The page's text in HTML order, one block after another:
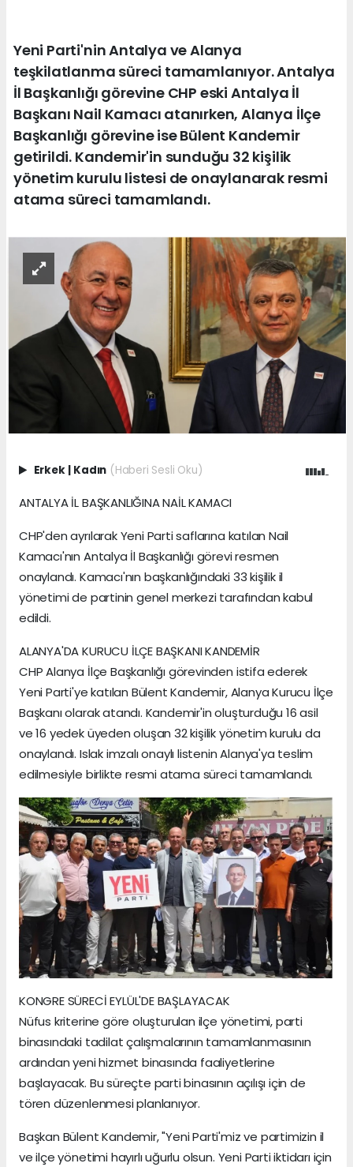
Yeni Parti'nin Antalya ve Alanya
teşkilatlanma süreci tamamlanıyor. Antalya
İl Başkanlığı görevine CHP eski Antalya İl
Başkanı Nail Kamacı atanırken, Alanya İlçe
Başkanlığı görevine ise Bülent Kandemir
getirildi. Kandemir'in sunduğu 32 kişilik
yönetim kurulu listesi de onaylanarak resmi
atama süreci tamamlandı.
Erkek | Kadın (Haberi Sesli Oku)
ANTALYA İL BAŞKANLIĞINA NAİL KAMACI
CHP'den ayrılarak Yeni Parti saflarına katılan Nail
Kamacı'nın Antalya İl Başkanlığı görevi resmen
onaylandı. Kamacı'nın başkanlığındaki 33 kişilik il
yönetimi de partinin genel merkezi tarafından kabul
edildi.
ALANYA'DA KURUCU İLÇE BAŞKANI KANDEMİR
CHP Alanya İlçe Başkanlığı görevinden istifa ederek
Yeni Parti'ye katılan Bülent Kandemir, Alanya Kurucu İlçe
Başkanı olarak atandı. Kandemir'in oluşturduğu 16 asil
ve 16 yedek üyeden oluşan 32 kişilik yönetim kurulu da
onaylandı. Islak imzalı onaylı listenin Alanya'ya teslim
edilmesiyle birlikte resmi atama süreci tamamlandı.
KONGRE SÜRECİ EYLÜL'DE BAŞLAYACAK
Nüfus kriterine göre oluşturulan ilçe yönetimi, parti
binasındaki tadilat çalışmalarının tamamlanmasının
ardından yeni hizmet binasında faaliyetlerine
başlayacak. Bu süreçte parti binasının açılışı için de
tören düzenlenmesi planlanıyor.
Başkan Bülent Kandemir, "Yeni Parti'miz ve partimizin il
ve ilçe yönetimi hayırlı uğurlu olsun. Yeni Parti iktidarı için